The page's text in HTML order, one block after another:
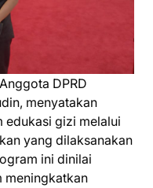
DPRD
menyatakan
edukasi gizi melalui
yang dilaksanakan
ini dinilai
meningkatkan